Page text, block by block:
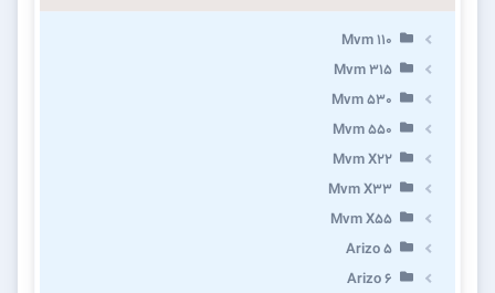
Mvm 110
Mvm 315
Mvm 530
Mvm 550
Mvm X22
Mvm X33
Mvm X55
Arizo 5
Arizo 6